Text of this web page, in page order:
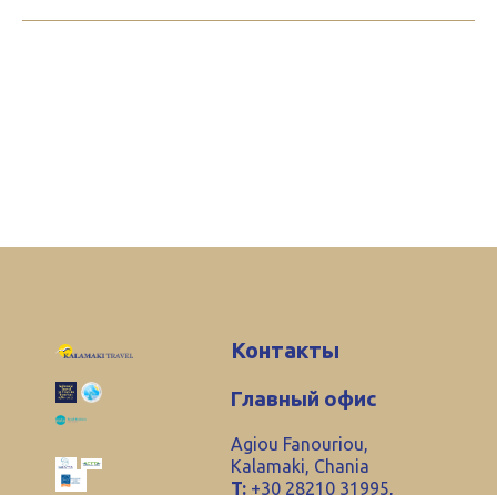
Контакты
Главный офис
Agiou Fanouriou,
Kalamaki, Chania
T: +30 28210 31995,